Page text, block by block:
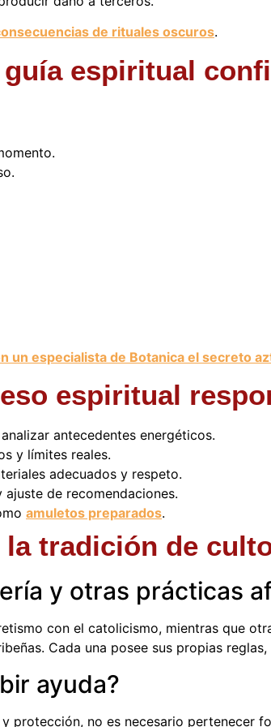
de rituales oscuros.
espiritual
un especialista de Botanica el secreto
espiritual
antecedentes energéticos.
y límites reales.
adecuados y respeto.
de recomendaciones.
amuletos preparados.
tradición de
y otras prácticas
con el catolicismo, mientras que
Cada una posee sus propias
ayuda?
protección, no es necesario pertenecer